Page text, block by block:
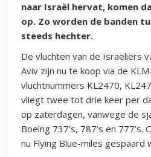
naar Israël hervat, komen
op. Zo worden de banden
steeds hechter.
De vluchten van de Israëliërs
Aviv zijn nu te koop via de
vluchtnummers KL2470,
vliegt twee tot drie keer per
op zaterdagen, vanwege de
Boeing 737’s, 787’s en 777’s.
nu Flying Blue-miles gespaard